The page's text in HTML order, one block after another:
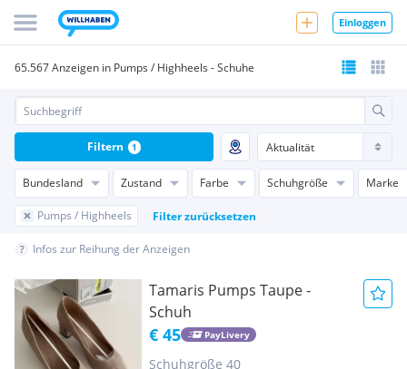
Einloggen
65.567 Anzeigen in Pumps / Highheels - Schuhe
Bundesland Zustand Farbe Schuhgröße Marke
Pumps / Highheels Filter zurücksetzen
Filtern 1
Infos zur Reihung der Anzeigen
Tamaris Pumps Taupe -
Schuh
€ 45 PayLivery
Schuhgröße 40